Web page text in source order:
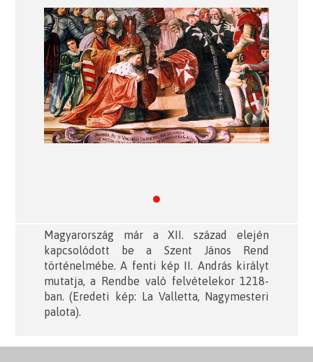
Previous Next
Magyarország már a XII. század elején
kapcsolódott be a Szent János Rend
történelmébe. A fenti kép II. András királyt
mutatja, a Rendbe való felvételekor 1218-
ban. (Eredeti kép: La Valletta, Nagymesteri
palota).